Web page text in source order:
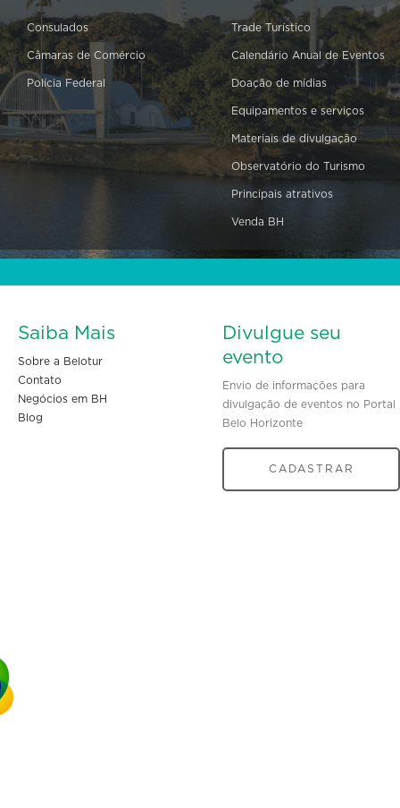
Consulados
Câmaras de Comércio
Polícia Federal
Trade Turístico
Calendário Anual de Eventos
Doação de mídias
Equipamentos e serviços
Materiais de divulgação
Observatório do Turismo
Principais atrativos
Venda BH
Saiba Mais
Sobre a Belotur
Contato
Negócios em BH
Blog
Divulgue seu
evento
Envio de informações para
divulgação de eventos no Portal
Belo Horizonte
CADASTRAR